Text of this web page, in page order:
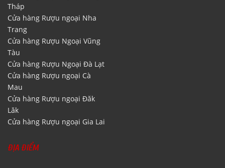
Tháp
Cửa hàng Rượu ngoại Nha
Trang
Cửa hàng Rượu Ngoại Vũng
Tàu
Cửa hàng Rượu Ngoại Đà Lạt
Cửa hàng Rượu ngoại Cà
Mau
Cửa hàng Rượu ngoại Đăk
Lăk
Cửa hàng Rượu ngoại Gia Lai
ĐỊA ĐIỂM